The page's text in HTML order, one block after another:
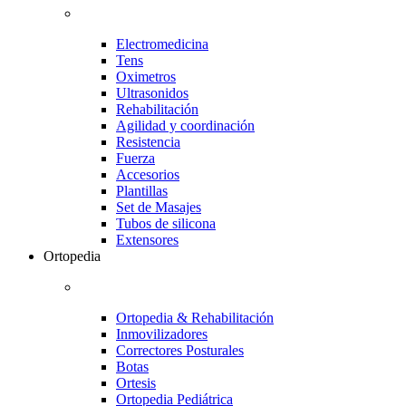
Electromedicina
Tens
Oximetros
Ultrasonidos
Rehabilitación
Agilidad y coordinación
Resistencia
Fuerza
Accesorios
Plantillas
Set de Masajes
Tubos de silicona
Extensores
Ortopedia
Ortopedia & Rehabilitación
Inmovilizadores
Correctores Posturales
Botas
Ortesis
Ortopedia Pediátrica